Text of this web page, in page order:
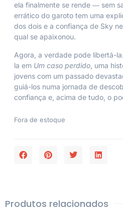
ela finalmente se rende ― sem
errático do garoto tem uma
dos dois e a confiança de Sky
qual se apaixonou.
Agora, a verdade pode libertá-
la em Um caso perdido , uma
jovens com um passado
guiá-los numa jornada de
confiança e, acima de tudo, o
Fora de estoque
Produtos relacionados